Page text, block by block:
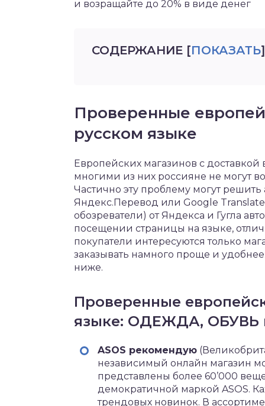
и возращайте до 20% в виде денег
СОДЕРЖАНИЕ [ПОКАЗАТЬ]
Проверенные
русском языке
Европейских магазинов с
многими из них россияне не могут
Частично эту проблему могут
Яндекс.Перевод или Google
обозреватели) от Яндекса и Гугла
посещении страницы на языке,
покупатели интересуются только
заказывать намного проще и
ниже.
Проверенные
языке: ОДЕЖДА, ОБУВЬ
ASOS рекомендую
независимый онлайн магазин
представлены более 60’000
демократичной маркой ASOS.
трендовых новинок. В